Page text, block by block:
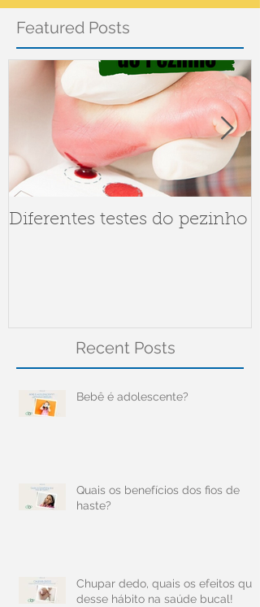
Featured Posts
Diferentes testes do pezinho
Recent Posts
Bebê é adolescente?
Quais os benefícios dos fios de
haste?
Chupar dedo, quais os efeitos que
desse hábito na saúde bucal!